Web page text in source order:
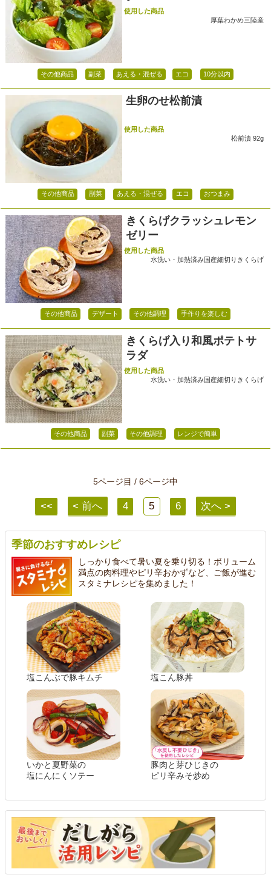
使用した商品
厚葉わかめ三陸産
その他商品 副菜 あえる・混ぜる エコ 10分以内
生卵のせ松前漬
使用した商品
松前漬 92g
その他商品 副菜 あえる・混ぜる エコ おつまみ
きくらげクラッシュレモン
ゼリー
使用した商品
水洗い・加熱済み国産細切りきくらげ
その他商品 デザート その他調理 手作りを楽しむ
きくらげ入り和風ポテトサ
ラダ
使用した商品
水洗い・加熱済み国産細切りきくらげ
その他商品 副菜 その他調理 レンジで簡単
5ページ目 / 6ページ中
<< < 前へ 4 5 6 次へ >
季節のおすすめレシピ
しっかり食べて暑い夏を乗り切る！ボリューム
満点の肉料理やピリ辛おかずなど、ご飯が進む
スタミナレシピを集めました！
塩こんぶで豚キムチ 塩こん豚丼
いかと夏野菜の
塩にんにくソテー
豚肉と芽ひじきの
ピリ辛みそ炒め